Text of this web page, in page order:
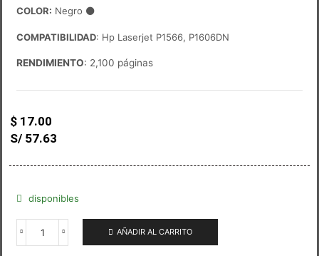
COLOR: Negro ⚫
COMPATIBILIDAD: Hp Laserjet P1566, P1606DN
RENDIMIENTO: 2,100 páginas
$ 17.00
S/ 57.63
disponibles
AÑADIR AL CARRITO